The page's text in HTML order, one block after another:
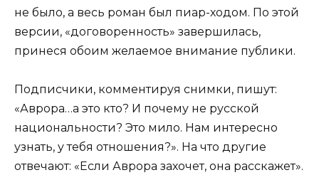
не было, а весь роман был пиар-ходом. По этой
версии, «договоренность» завершилась,
принеся обоим желаемое внимание публики.
Подписчики, комментируя снимки, пишут:
«Аврора…а это кто? И почему не русской
национальности? Это мило. Нам интересно
узнать, у тебя отношения?». На что другие
отвечают: «Если Аврора захочет, она расскажет».